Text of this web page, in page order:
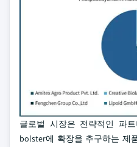
글로벌 시장은 전략적인 파
bolster에 확장을 추구하는 제